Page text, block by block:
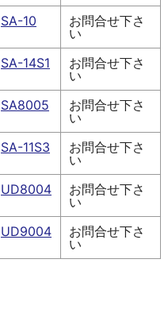
SA-10
お問合せ下さ
い
SA-14S1
お問合せ下さ
い
SA8005
お問合せ下さ
い
SA-11S3
お問合せ下さ
い
UD8004
お問合せ下さ
い
UD9004
お問合せ下さ
い